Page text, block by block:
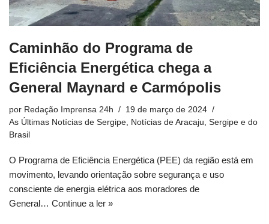
Caminhão do Programa de
Eficiência Energética chega a
General Maynard e Carmópolis
por Redação Imprensa 24h
19 de março de 2024
As Últimas Notícias de Sergipe Notícias de Aracaju, Sergipe e do
Brasil
O Programa de Eficiência Energética (PEE) da região está em
movimento, levando orientação sobre segurança e uso
consciente de energia elétrica aos moradores de
General… Continue a ler »